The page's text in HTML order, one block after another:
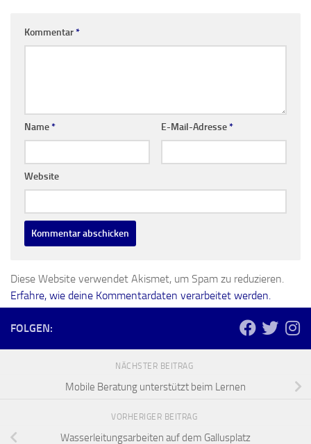
Kommentar*
Name* E-Mail-Adresse*
Website
Diese Website verwendet Akismet, um Spam zu reduzieren.
Erfahre, wie deine Kommentardaten verarbeitet werden.
FOLGEN:
NÄCHSTER BEITRAG
Mobile Beratung unterstützt beim Lernen
VORHERIGER BEITRAG
Wasserleitungsarbeiten auf dem Gallusplatz